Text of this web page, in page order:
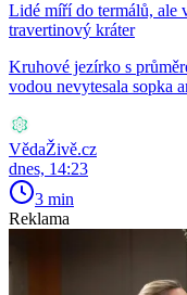
Lidé míří do termálů, ale
travertinový kráter
Kruhové jezírko s
vodou nevytesala sopka
VědaŽivě.cz
dnes, 14:23
3 min
Reklama